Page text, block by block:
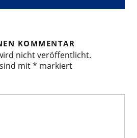
KOMMENTAR
nicht veröffentlicht.
mit* markiert